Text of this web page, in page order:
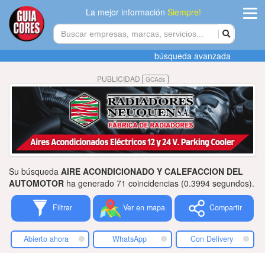
La mejor informaciónSiempre!
Agregar
empresa
Actualizar
Publicidad
Radios
Tiendacores
Contactenos
búsqueda avanzada
PUBLICIDAD GCAds
Su búsqueda AIRE ACONDICIONADO Y CALEFACCION DEL
AUTOMOTOR ha generado 71 coincidencias (0.3994 segundos).
Filtrar Ver en mapa Compartir
Abierto ahora WhatsApp Con Delivery